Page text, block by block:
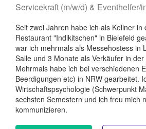
Servicekraft (m/w/d) & Eventhelfer/
Seit zwei Jahren habe ich als Kellner in
Restaurant "Indikitschen" in Bielefeld
war ich mehrmals als Messehostess in
Salle und 3 Monate als Verkäufer in
Mehrmals habe ich bei verschiedenen
Beerdigungen etc) in NRW gearbeitet.
Wirtschaftspsychologie (Schwerpunkt
sechsten Semestern und ich freu mich
kommunizieren.